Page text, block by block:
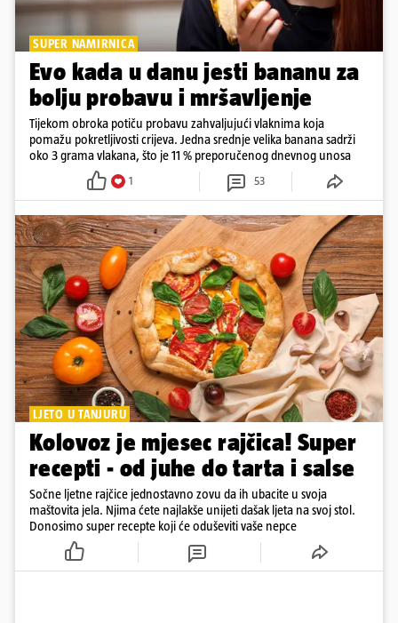
SUPER NAMIRNICA
Evo kada u danu jesti bananu za
bolju probavu i mršavljenje
Tijekom obroka potiču probavu zahvaljujući vlaknima koja
pomažu pokretljivosti crijeva. Jedna srednje velika banana sadrži
oko 3 grama vlakana, što je 11 % preporučenog dnevnog unosa
1 53
LJETO U TANJURU
Kolovoz je mjesec rajčica! Super
recepti - od juhe do tarta i salse
Sočne ljetne rajčice jednostavno zovu da ih ubacite u svoja
maštovita jela. Njima ćete najlakše unijeti dašak ljeta na svoj stol.
Donosimo super recepte koji će oduševiti vaše nepce